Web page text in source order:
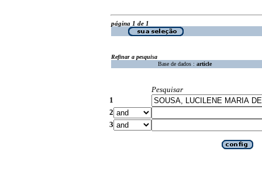
página 1 de 1
Refinar a pesquisa
Base de dados : article
Pesquisar
1
2
3